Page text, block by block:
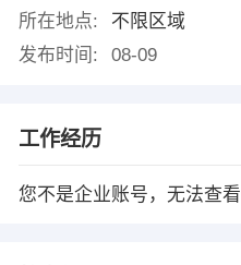
所在地点:
不限区域
发布时间:
08-09
工作经历
您不是企业账号，无法查看